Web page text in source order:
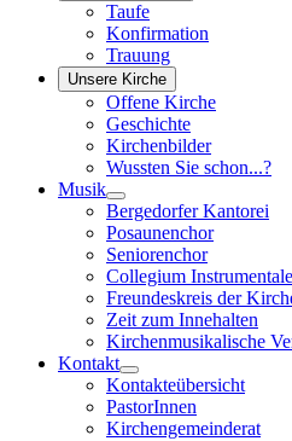
Taufe
Konfirmation
Trauung
Unsere Kirche
Offene Kirche
Geschichte
Kirchenbilder
Wussten Sie schon...?
Musik
Bergedorfer Kantorei
Posaunenchor
Seniorenchor
Collegium Instrumentale
Freundeskreis der
Zeit zum Innehalten
Kirchenmusikalische
Kontakt
Kontakteübersicht
PastorInnen
Kirchengemeinderat